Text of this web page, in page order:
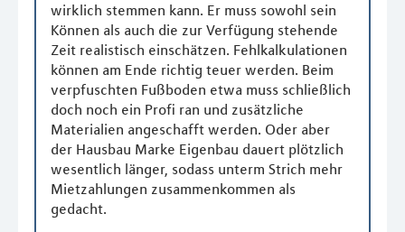
wirklich stemmen kann. Er muss sowohl sein
Können als auch die zur Verfügung stehende
Zeit realistisch einschätzen. Fehlkalkulationen
können am Ende richtig teuer werden. Beim
verpfuschten Fußboden etwa muss schließlich
doch noch ein Profi ran und zusätzliche
Materialien angeschafft werden. Oder aber
der Hausbau Marke Eigenbau dauert plötzlich
wesentlich länger, sodass unterm Strich mehr
Mietzahlungen zusammenkommen als
gedacht.